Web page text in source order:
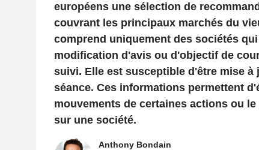
européens une sélection de
couvrant les principaux marchés du
comprend uniquement des sociétés
modification d'avis ou d'objectif de
suivi. Elle est susceptible d'être mise à
séance. Ces informations permettent
mouvements de certaines actions ou
sur une société.
Anthony Bondain